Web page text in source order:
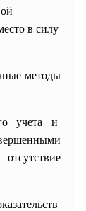
в силу
методы
учета и